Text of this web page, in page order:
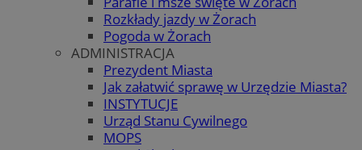
Rozkłady jazdy w Żorach
Pogoda w Żorach
ADMINISTRACJA
Prezydent Miasta
Jak załatwić sprawę w Urzędzie Miasta?
INSTYTUCJE
Urząd Stanu Cywilnego
MOPS